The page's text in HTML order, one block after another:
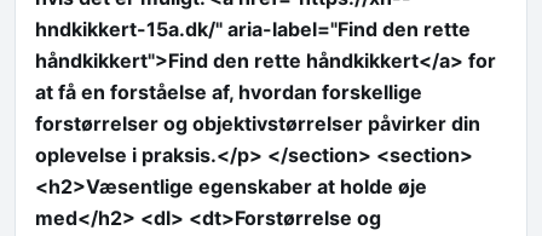
hndkikkert-15a.dk/" aria-label="Find den rette
håndkikkert">Find den rette håndkikkert</a> for
at få en forståelse af, hvordan forskellige
forstørrelser og objektivstørrelser påvirker din
oplevelse i praksis.</p> </section> <section>
<h2>Væsentlige egenskaber at holde øje
med</h2> <dl> <dt>Forstørrelse og